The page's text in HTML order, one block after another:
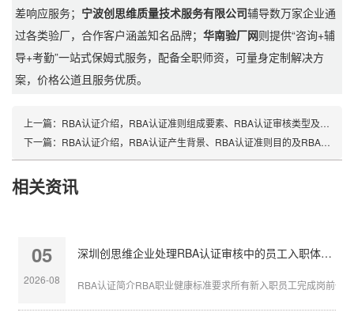
差响应服务； 宁波创思维质量技术服务有限公司辅导数万家企业通
过各类验厂，合作客户涵盖知名品牌；华南验厂网则提供“咨询+辅
导+考勤”一站式保姆式服务，配备全职师资，可量身定制解决方
案，价格公道且服务优质。
上一篇： RBA认证介绍，RBA认证准则组成要素、RBA认证审核类型及RBA认证内容
下一篇： RBA认证介绍，RBA认证产生背景、RBA认证准则目的及RBA认证准则组成要素
相关资讯
05
2026-08
深圳创思维企业处理RBA认证审核中的员工入职体检缺失
RBA认证简介RBA职业健康标准要求所有新入职员工完成岗前体